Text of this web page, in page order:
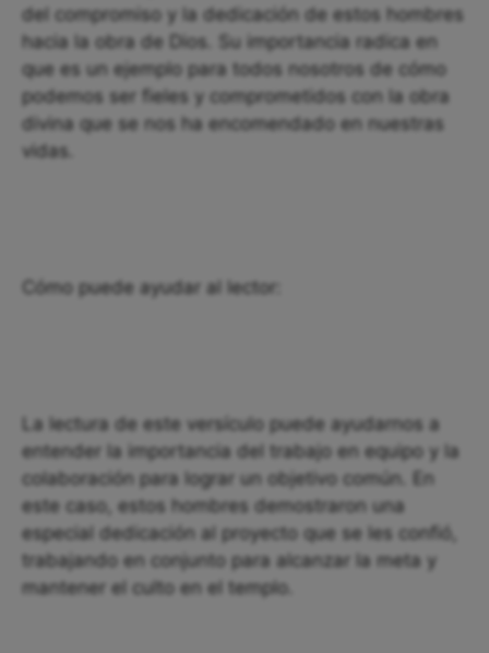
del compromiso y la dedicación de estos hombres
hacia la obra de Dios. Su importancia radica en
que es un ejemplo para todos nosotros de cómo
podemos ser fieles y comprometidos con la obra
divina que se nos ha encomendado en nuestras
vidas.
Cómo puede ayudar al lector:
La lectura de este versículo puede ayudarnos a
entender la importancia del trabajo en equipo y la
colaboración para lograr un objetivo común. En
este caso, estos hombres demostraron una
especial dedicación al proyecto que se les confió,
trabajando en conjunto para alcanzar la meta y
mantener el culto en el templo.